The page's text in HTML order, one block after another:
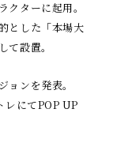
クターに起用。
とした「本場大
設置。
ンを発表。
レにてPOP UP